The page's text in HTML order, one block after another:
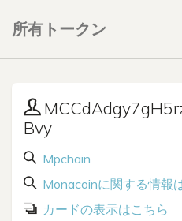
所有トークン
Bvy
Mpchain
Monacoinに関する情報
カードの表示はこちら